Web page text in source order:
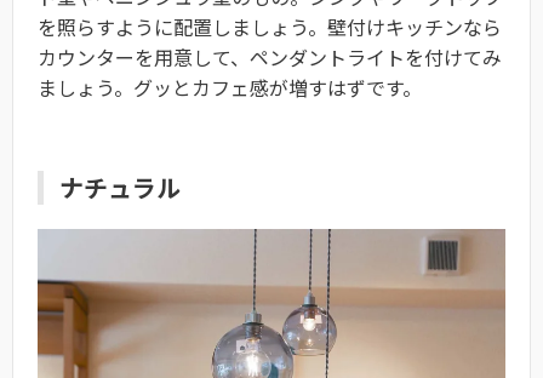
を照らすように配置しましょう。壁付けキッチンなら
カウンターを用意して、ペンダントライトを付けてみ
ましょう。グッとカフェ感が増すはずです。
ナチュラル